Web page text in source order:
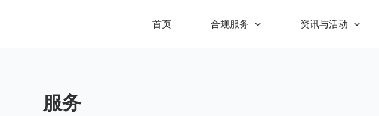
首页 合规服务 资讯与活动
服务